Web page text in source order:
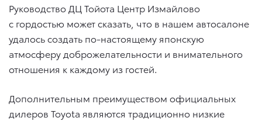
Руководство ДЦ Тойота Центр Измайлово
с гордостью может сказать, что в нашем автосалоне
удалось создать по-настоящему японскую
атмосферу доброжелательности и внимательного
отношения к каждому из гостей.
Дополнительным преимуществом официальных
дилеров Toyota являются традиционно низкие